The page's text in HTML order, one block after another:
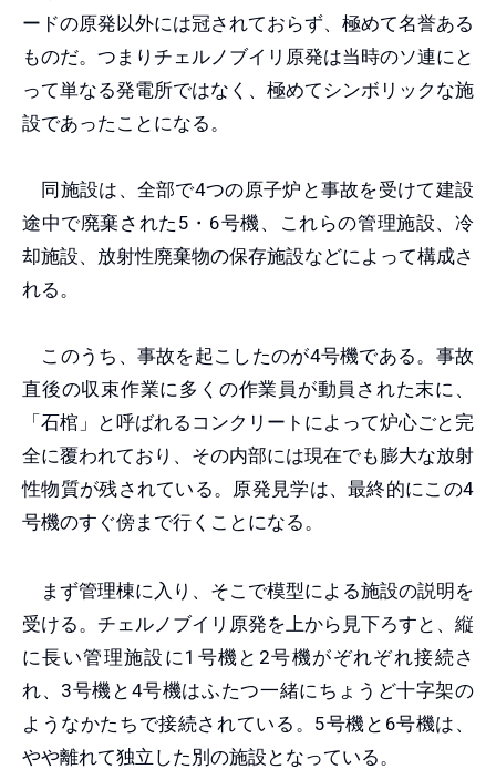
ードの原発以外には冠されておらず、極めて名誉ある
ものだ。つまりチェルノブイリ原発は当時のソ連にと
って単なる発電所ではなく、極めてシンボリックな施
設であったことになる。
同施設は、全部で4つの原子炉と事故を受けて建設
途中で廃棄された5・6号機、これらの管理施設、冷
却施設、放射性廃棄物の保存施設などによって構成さ
れる。
このうち、事故を起こしたのが4号機である。事故
直後の収束作業に多くの作業員が動員された末に、
「石棺」と呼ばれるコンクリートによって炉心ごと完
全に覆われており、その内部には現在でも膨大な放射
性物質が残されている。原発見学は、最終的にこの4
号機のすぐ傍まで行くことになる。
まず管理棟に入り、そこで模型による施設の説明を
受ける。チェルノブイリ原発を上から見下ろすと、縦
に長い管理施設に1号機と2号機がぞれぞれ接続さ
れ、3号機と4号機はふたつ一緒にちょうど十字架の
ようなかたちで接続されている。5号機と6号機は、
やや離れて独立した別の施設となっている。